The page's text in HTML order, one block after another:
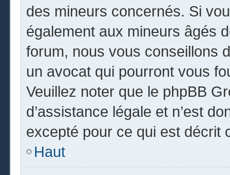
des mineurs concernés. Si
également aux mineurs âgés
forum, nous vous conseillons
un avocat qui pourront vous
Veuillez noter que le phpBB
d’assistance légale et n’est
excepté pour ce qui est décrit
Haut